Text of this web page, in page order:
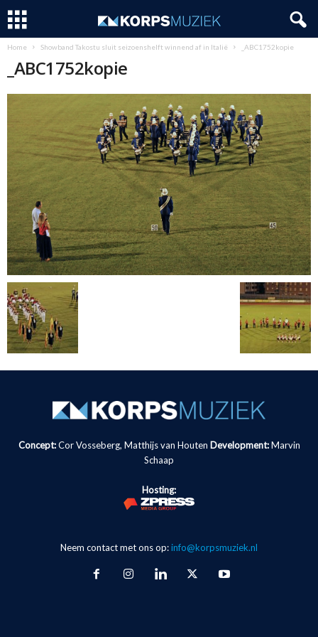
Home Showband Takostu sluit seizoenshelft winnend af in Italië _ABC1752kopie
_ABC1752kopie
Concept:Cor Vosseberg, Matthijs van Houten Development: Marvin
Schaap
Hosting:
Neem contact met ons op:info@korpsmuziek.nl